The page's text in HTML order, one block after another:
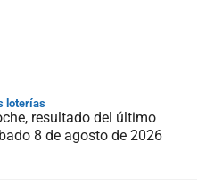
loterías
resultado del último
8 de agosto de 2026